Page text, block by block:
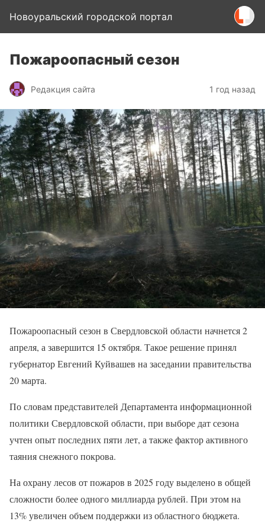
Новоуральский городской портал
Пожароопасный сезон
Редакция сайта 1 год назад
Пожароопасный сезон в Свердловской области начнется 2
апреля, а завершится 15 октября. Такое решение принял
губернатор Евгений Куйвашев на заседании правительства
20 марта.
По словам представителей Департамента информационной
политики Свердловской области, при выборе дат сезона
учтен опыт последних пяти лет, а также фактор активного
таяния снежного покрова.
На охрану лесов от пожаров в 2025 году выделено в общей
сложности более одного миллиарда рублей. При этом на
13% увеличен объем поддержки из областного бюджета.